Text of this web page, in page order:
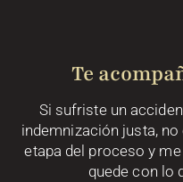
Te
Si sufriste un
indemnización justa,
etapa del proceso y
quede con lo